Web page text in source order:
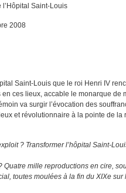
Saint-Louis
2008
Saint-Louis que le roi Henri IV
ces lieux, accable le monarque de
va surgir l’évocation des
et révolutionnaire à la pointe de la
? Transformer l’hôpital Saint-
mille reproductions en cire,
toutes moulées à la fin du XIXe sur